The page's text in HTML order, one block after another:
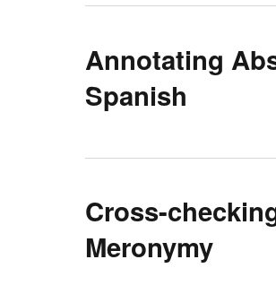
Annotating
Spanish
Cross-
Meronymy